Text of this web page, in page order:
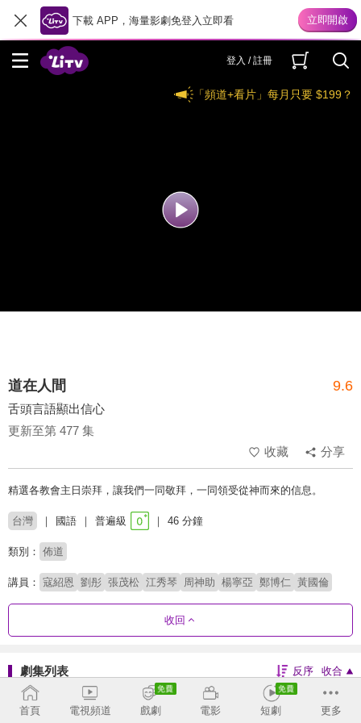
下載 APP，海量影劇免登入立即看
登入 / 註冊
「頻道+看片」每月只要 $199？
道在人間 9.6
舌頭言語顯出信心
更新至第 477 集
收藏
分享
精選各教會主日崇拜，讓我們一同敬拜，一同領受從神而來的信息。
台灣 國語 普遍級 46 分鐘
類別： 佈道
講員： 寇紹恩 劉彤 張茂松 江秀琴 周神助 楊寧亞 鄭博仁 黃國倫
收回
劇集列表 反序 收合
469 - 477 433 - 468 397 - 432
首頁 電視頻道 戲劇 電影 短劇 更多